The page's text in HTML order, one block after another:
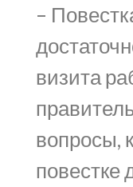
–
визита
вопросы,
повестке